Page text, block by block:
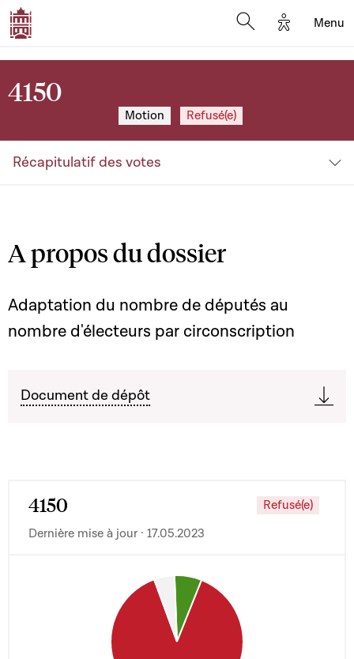
Options
Menu
4150
Motion Refusé(e)
Récapitulatif des votes
A propos du dossier
Adaptation du nombre de députés au
nombre d'électeurs par circonscription
Document de dépôt
4150
Refusé(e)
Dernière mise à jour · 17.05.2023